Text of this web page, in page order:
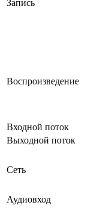
Запись
Воспроизведение
Входной поток
Выходной поток
Сеть
Аудиовход